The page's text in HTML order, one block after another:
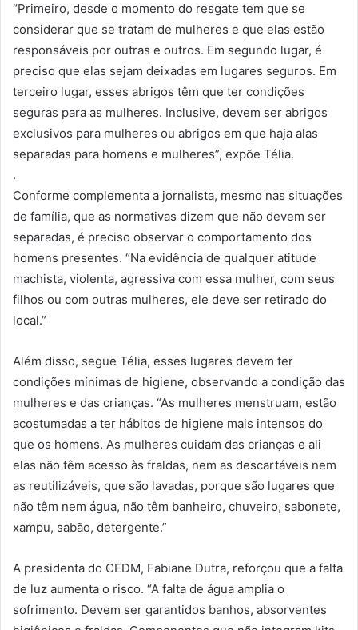
“Primeiro, desde o momento do resgate tem que se
considerar que se tratam de mulheres e que elas estão
responsáveis por outras e outros. Em segundo lugar, é
preciso que elas sejam deixadas em lugares seguros. Em
terceiro lugar, esses abrigos têm que ter condições
seguras para as mulheres. Inclusive, devem ser abrigos
exclusivos para mulheres ou abrigos em que haja alas
separadas para homens e mulheres”, expõe Télia.
.
Conforme complementa a jornalista, mesmo nas situações
de família, que as normativas dizem que não devem ser
separadas, é preciso observar o comportamento dos
homens presentes. “Na evidência de qualquer atitude
machista, violenta, agressiva com essa mulher, com seus
filhos ou com outras mulheres, ele deve ser retirado do
local.”
Além disso, segue Télia, esses lugares devem ter
condições mínimas de higiene, observando a condição das
mulheres e das crianças. “As mulheres menstruam, estão
acostumadas a ter hábitos de higiene mais intensos do
que os homens. As mulheres cuidam das crianças e ali
elas não têm acesso às fraldas, nem as descartáveis nem
as reutilizáveis, que são lavadas, porque são lugares que
não têm nem água, não têm banheiro, chuveiro, sabonete,
xampu, sabão, detergente.”
A presidenta do CEDM, Fabiane Dutra, reforçou que a falta
de luz aumenta o risco. “A falta de água amplia o
sofrimento. Devem ser garantidos banhos, absorventes